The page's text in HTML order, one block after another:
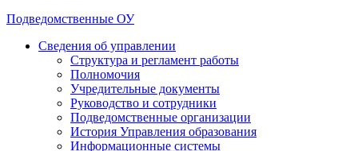
Подведомственные ОУ
Сведения об управлении
Структура и регламент работы
Полномочия
Учредительные документы
Руководство и сотрудники
Подведомственные организации
История Управления образования
Информационные системы